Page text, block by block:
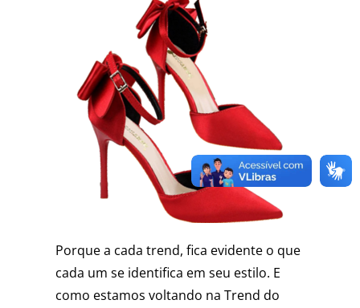
Porque a cada trend, fica evidente o que
cada um se identifica em seu estilo. E
como estamos voltando na Trend do